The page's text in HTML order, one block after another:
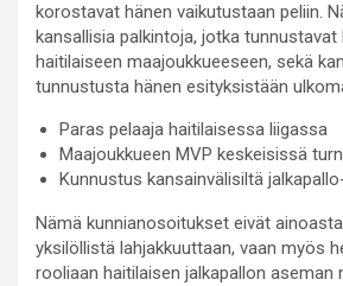
korostavat hänen vaikutustaan peliin.
kansallisia palkintoja, jotka
haitilaiseen maajoukkueeseen, sekä
tunnustusta hänen esityksistään
Paras pelaaja haitilaisessa liigassa
Maajoukkueen MVP keskeisissä
Kunnustus kansainvälisiltä
Nämä kunnianosoitukset eivät
yksilöllistä lahjakkuuttaan, vaan myös
rooliaan haitilaisen jalkapallon